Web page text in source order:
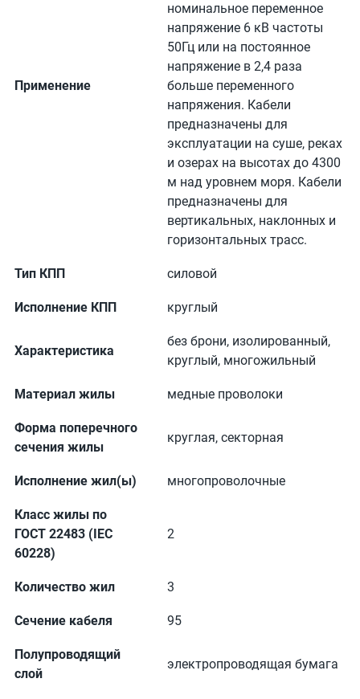
Применение
номинальное переменное
напряжение 6 кВ частоты
50Гц или на постоянное
напряжение в 2,4 раза
больше переменного
напряжения. Кабели
предназначены для
эксплуатации на суше, реках
и озерах на высотах до 4300
м над уровнем моря. Кабели
предназначены для
вертикальных, наклонных и
горизонтальных трасс.
Тип КПП силовой
Исполнение КПП круглый
Характеристика
без брони, изолированный,
круглый, многожильный
Материал жилы медные проволоки
Форма поперечного
сечения жилы
круглая, секторная
Исполнение жил(ы) многопроволочные
Класс жилы по
ГОСТ 22483 (IEC
60228)
2
Количество жил 3
Сечение кабеля 95
Полупроводящий
слой
электропроводящая бумага